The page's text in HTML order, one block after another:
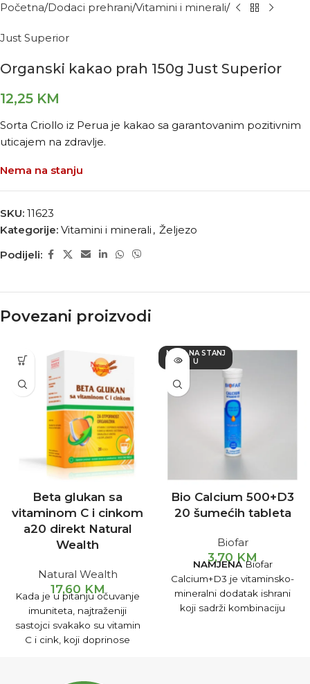
Početna Dodaci prehrani Vitamini i minerali
Just Superior
Organski kakao prah 150g Just Superior
12,25 KM
Sorta Criollo iz Perua je kakao sa garantovanim pozitivnim
uticajem na zdravlje.
Nema na stanju
SKU: 11623
Kategorije: Vitamini i minerali , Željezo
Podijeli:
Povezani proizvodi
Beta glukan sa
vitaminom C i cinkom
a20 direkt Natural
Wealth
Natural Wealth
17,60 KM
Kada je u pitanju očuvanje
imuniteta, najtraženiji
sastojci svakako su vitamin
C i cink, koji doprinose
NEMA NA STANJ
U
Bio Calcium 500+D3
20 šumećih tableta
Biofar
3,70 KM
NAMJENABiofar
Calcium+D3 je vitaminsko-
mineralni dodatak ishrani
koji sadrži kombinaciju